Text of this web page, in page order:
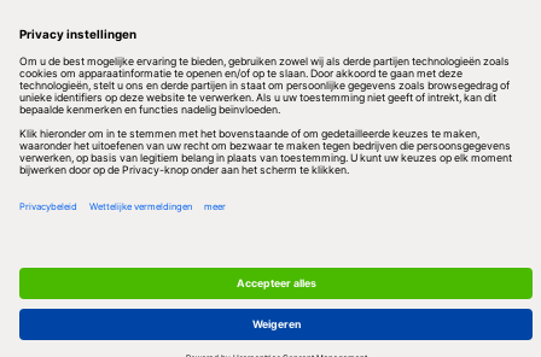
Volg ons
Redactionele partner
Algemene Voorwaarden & Copyrights